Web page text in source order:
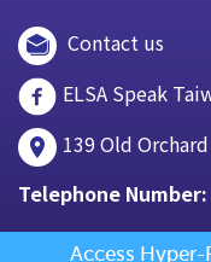
Contact us
ELSA Speak
139 Old
Telephone Number:
Access